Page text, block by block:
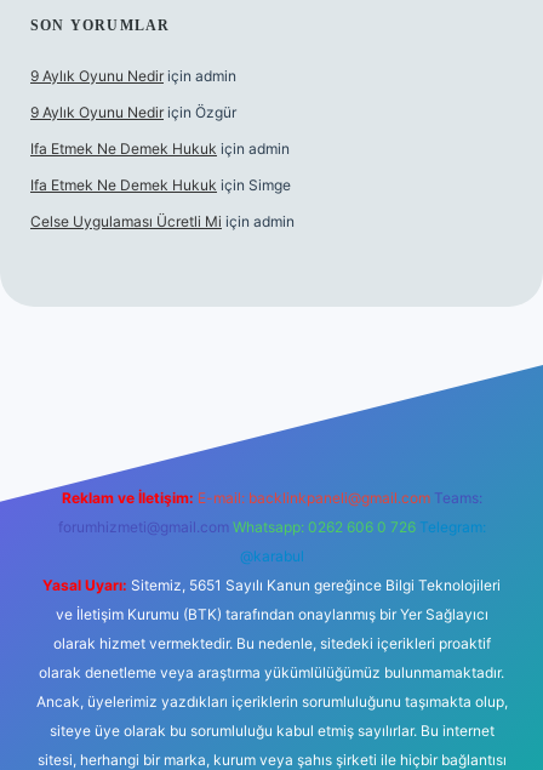
SON YORUMLAR
9 Aylık Oyunu Nedir için admin
9 Aylık Oyunu Nedir için Özgür
Ifa Etmek Ne Demek Hukuk için admin
Ifa Etmek Ne Demek Hukuk için Simge
Celse Uygulaması Ücretli Mi için admin
Reklam ve İletişim: E-mail: backlinkpaneli@gmail.com Teams:
forumhizmeti@gmail.com Whatsapp: 0262 606 0 726 Telegram:
@karabul
Yasal Uyarı: Sitemiz, 5651 Sayılı Kanun gereğince Bilgi Teknolojileri
ve İletişim Kurumu (BTK) tarafından onaylanmış bir Yer Sağlayıcı
olarak hizmet vermektedir. Bu nedenle, sitedeki içerikleri proaktif
olarak denetleme veya araştırma yükümlülüğümüz bulunmamaktadır.
Ancak, üyelerimiz yazdıkları içeriklerin sorumluluğunu taşımakta olup,
siteye üye olarak bu sorumluluğu kabul etmiş sayılırlar. Bu internet
sitesi, herhangi bir marka, kurum veya şahıs şirketi ile hiçbir bağlantısı